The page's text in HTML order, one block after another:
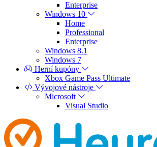
Enterprise
Windows 10
Home
Professional
Enterprise
Windows 8.1
Windows 7
Herní kupóny
Xbox Game Pass Ultimate
Vývojové nástroje
Microsoft
Visual Studio